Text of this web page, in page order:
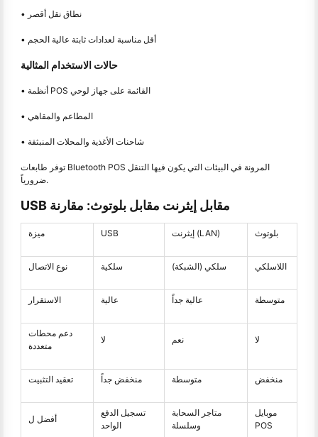
• نطاق نقل أقصر
• أقل مناسبة لعدادات ثابتة عالية الحجم
حالات الاستخدام المثالية
• أنظمة POS القائمة على جهاز لوحي
• المطاعم والمقاهي
• شاحنات الأغذية والمحلات المنبثقة
توفر طابعات Bluetooth POS المرونة في البيئات التي يكون فيها التنقل
ضرورياً.
USB مقابل إيثرنت مقابل بلوتوث: مقارنة
ميزة USB إيثرنت (LAN) بلوتوث
نوع الاتصال سلكية سلكي (الشبكة) اللاسلكي
الاستقرار عالية عالية جداً متوسطة
دعم محطات
متعددة
لا نعم لا
تعقيد التثبيت منخفض جداً متوسطة منخفض
أفضل ل
تسجيل الدفع
الواحد
متاجر السحابة
وسلسلة
موبايل
POS